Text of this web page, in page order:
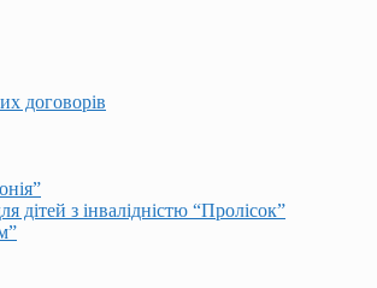
договорів
дітей з інвалідністю “Пролісок”